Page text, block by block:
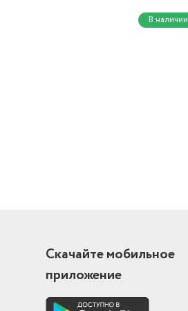
В наличии
Скачайте мобильное
приложение